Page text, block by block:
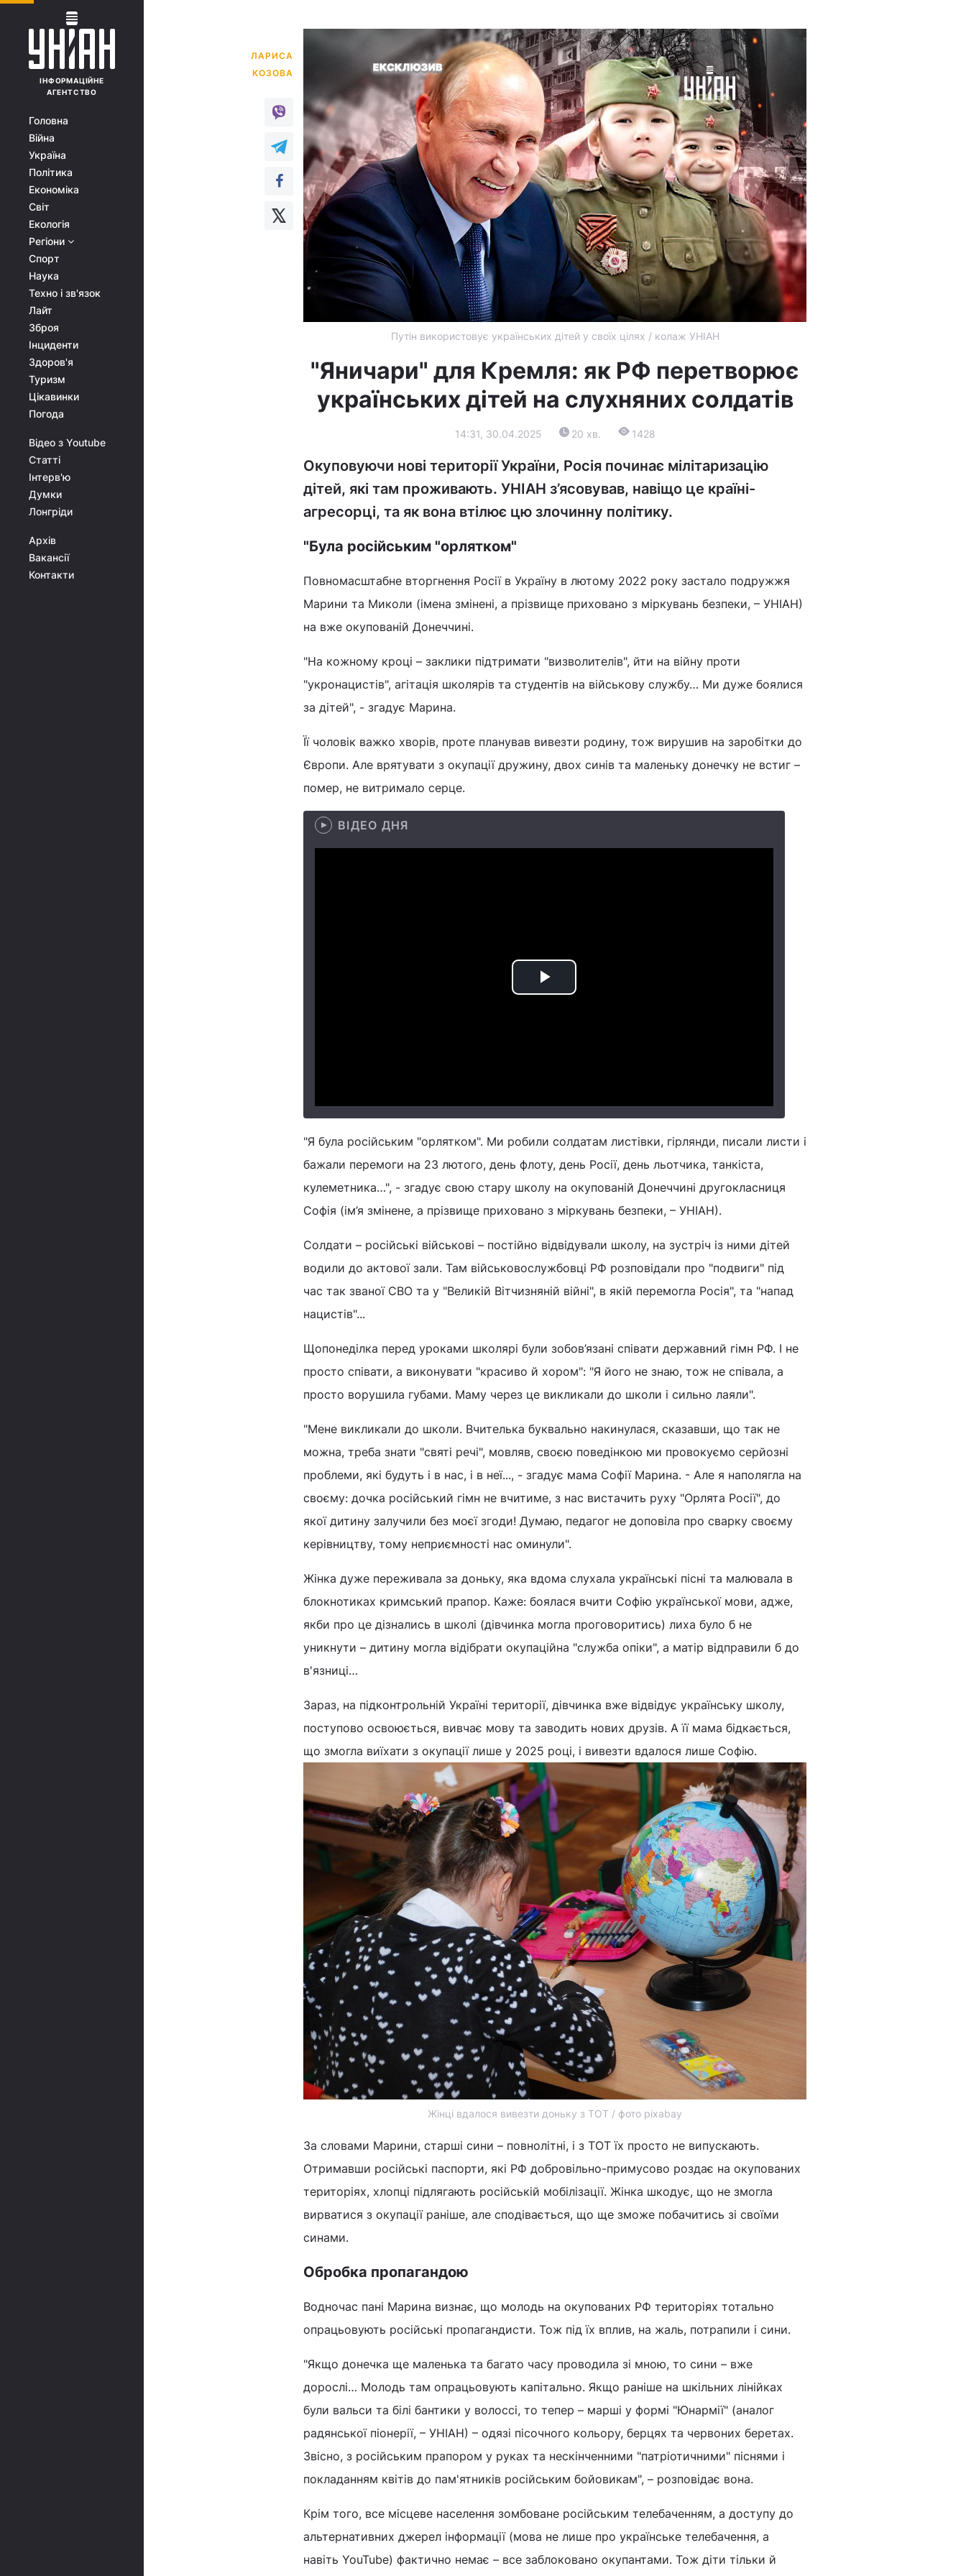
ІНФОРМАЦІЙНЕ
АГЕНТСТВО
Головна
Війна
Україна
Політика
Економіка
Світ
Екологія
Регіони
Спорт
Наука
Техно і зв'язок
Лайт
Зброя
Інциденти
Здоров'я
Туризм
Цікавинки
Погода
Відео з Youtube
Статті
Інтерв'ю
Думки
Лонгріди
Архів
Вакансії
Контакти
ЛАРИСА
Путін використовує українських дітей у своїх цілях / колаж УНІАН
"Яничари" для Кремля: як РФ перетворює
українських дітей на слухняних солдатів
14:31, 30.04.2025 20 хв. 1428
Окуповуючи нові території України, Росія починає мілітаризацію
дітей, які там проживають. УНІАН з’ясовував, навіщо це країні-
агресорці, та як вона втілює цю злочинну політику.
"Була російським "орлятком"
Повномасштабне вторгнення Росії в Україну в лютому 2022 року застало подружжя
Марини та Миколи (імена змінені, а прізвище приховано з міркувань безпеки, – УНІАН)
на вже окупованій Донеччині.
"На кожному кроці – заклики підтримати "визволителів", йти на війну проти
"укронацистів", агітація школярів та студентів на військову службу… Ми дуже боялися
за дітей", - згадує Марина.
Її чоловік важко хворів, проте планував вивезти родину, тож вирушив на заробітки до
Європи. Але врятувати з окупації дружину, двох синів та маленьку донечку не встиг –
помер, не витримало серце.
ВІДЕО ДНЯ
Play
"Я була російським "орлятком". Ми робили солдатам листівки, гірлянди, писали листи і
бажали перемоги на 23 лютого, день флоту, день Росії, день льотчика, танкіста,
кулеметника…", - згадує свою стару школу на окупованій Донеччині другокласниця
Софія (ім’я змінене, а прізвище приховано з міркувань безпеки, – УНІАН).
Солдати – російські військові – постійно відвідували школу, на зустріч із ними дітей
водили до актової зали. Там військовослужбовці РФ розповідали про "подвиги" під
час так званої СВО та у "Великій Вітчизняній війні", в якій перемогла Росія", та "напад
нацистів"...
Щопонеділка перед уроками школярі були зобов’язані співати державний гімн РФ. І не
просто співати, а виконувати "красиво й хором": "Я його не знаю, тож не співала, а
просто ворушила губами. Маму через це викликали до школи і сильно лаяли".
"Мене викликали до школи. Вчителька буквально накинулася, сказавши, що так не
можна, треба знати "святі речі", мовляв, своєю поведінкою ми провокуємо серйозні
проблеми, які будуть і в нас, і в неї..., - згадує мама Софії Марина. - Але я наполягла на
своєму: дочка російський гімн не вчитиме, з нас вистачить руху "Орлята Росії", до
якої дитину залучили без моєї згоди! Думаю, педагог не доповіла про сварку своєму
керівництву, тому неприємності нас оминули".
Жінка дуже переживала за доньку, яка вдома слухала українські пісні та малювала в
блокнотиках кримський прапор. Каже: боялася вчити Софію української мови, адже,
якби про це дізнались в школі (дівчинка могла проговоритись) лиха було б не
уникнути – дитину могла відібрати окупаційна "служба опіки", а матір відправили б до
в'язниці…
Зараз, на підконтрольній Україні території, дівчинка вже відвідує українську школу,
поступово освоюється, вивчає мову та заводить нових друзів. А її мама бідкається,
що змогла виїхати з окупації лише у 2025 році, і вивезти вдалося лише Софію.
Жінці вдалося вивезти доньку з ТОТ / фото pixabay
За словами Марини, старші сини – повнолітні, і з ТОТ їх просто не випускають.
Отримавши російські паспорти, які РФ добровільно-примусово роздає на окупованих
територіях, хлопці підлягають російській мобілізації. Жінка шкодує, що не змогла
вирватися з окупації раніше, але сподівається, що ще зможе побачитись зі своїми
синами.
Обробка пропагандою
Водночас пані Марина визнає, що молодь на окупованих РФ територіях тотально
опрацьовують російські пропагандисти. Тож під їх вплив, на жаль, потрапили і сини.
"Якщо донечка ще маленька та багато часу проводила зі мною, то сини – вже
дорослі… Молодь там опрацьовують капітально. Якщо раніше на шкільних лінійках
були вальси та білі бантики у волоссі, то тепер – марші у формі "Юнармії" (аналог
радянської піонерії, – УНІАН) – одязі пісочного кольору, берцях та червоних беретах.
Звісно, з російським прапором у руках та нескінченними "патріотичними" піснями і
покладанням квітів до пам'ятників російським бойовикам", – розповідає вона.
Крім того, все місцеве населення зомбоване російським телебаченням, а доступу до
альтернативних джерел інформації (мова не лише про українське телебачення, а
навіть YouTube) фактично немає – все заблоковано окупантами. Тож діти тільки й